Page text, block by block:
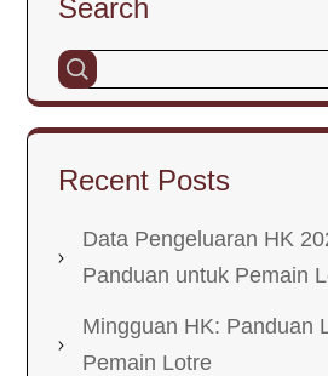
Search
Recent Posts
Data Pengeluaran HK
Panduan untuk Pemain
Mingguan HK: Panduan
Pemain Lotre